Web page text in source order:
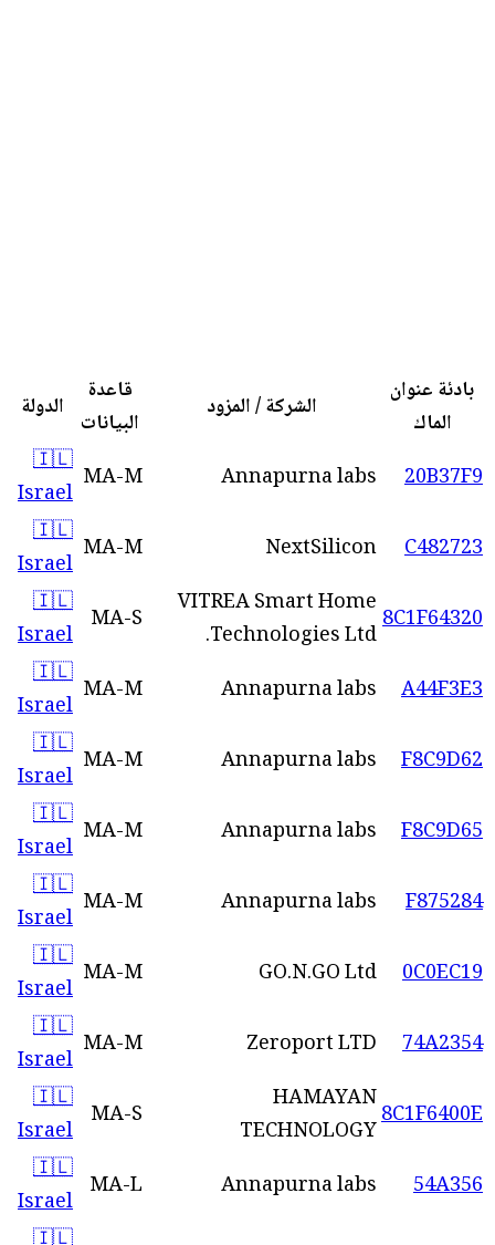
بادئة عنوان
الماك
الشركة / المزود
قاعدة
البيانات الدولة
20B37F9
Annapurna labs
MA-M
🇮🇱
Israel
C482723
NextSilicon
MA-M
🇮🇱
Israel
8C1F64320
VITREA Smart Home
Technologies Ltd.
MA-S
🇮🇱
Israel
A44F3E3
Annapurna labs
MA-M
🇮🇱
Israel
F8C9D62
Annapurna labs
MA-M
🇮🇱
Israel
F8C9D65
Annapurna labs
MA-M
🇮🇱
Israel
F875284
Annapurna labs
MA-M
🇮🇱
Israel
0C0EC19
GO.N.GO Ltd
MA-M
🇮🇱
Israel
74A2354
Zeroport LTD
MA-M
🇮🇱
Israel
8C1F6400E
HAMAYAN
TECHNOLOGY
MA-S
🇮🇱
Israel
54A356
Annapurna labs
MA-L
🇮🇱
Israel